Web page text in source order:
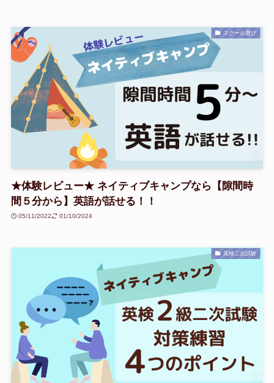
スクール選び
★体験レビュー★ ネイティブキャンプなら【隙間時
間５分から】英語が話せる！！
05/11/2022 01/10/2024
英検二次試験